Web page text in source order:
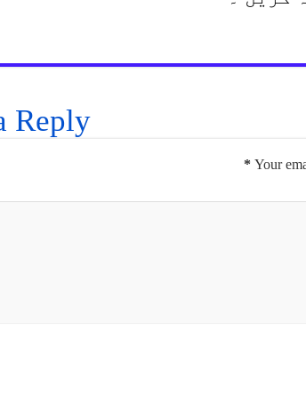
Reply
Your
*